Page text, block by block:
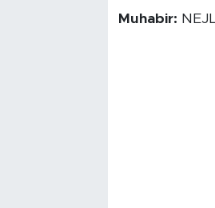
Muhabir: